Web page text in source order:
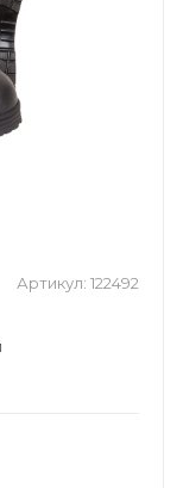
Артикул: 122492